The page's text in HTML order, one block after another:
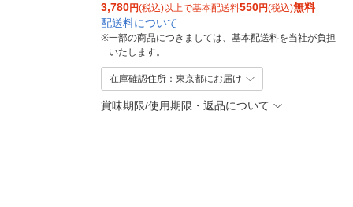
3,780円(税込)以上で基本配送料550円(税込)無料
配送料について
※一部の商品につきましては、基本配送料を当社が負担
いたします。
在庫確認住所：東京都にお届け
賞味期限/使用期限・返品について